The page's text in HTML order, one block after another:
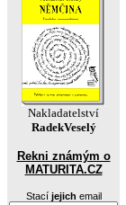
Nakladatelství
RadekVeselý
Rekni známým o
MATURITA.CZ
Stací jejich email